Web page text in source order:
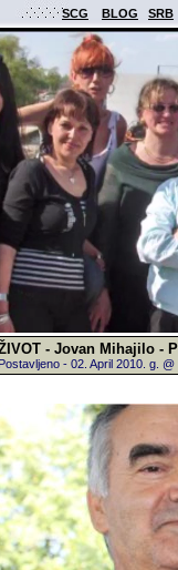
SCG BLOG SRB
- Jovan Mihajilo -
Postavljeno - 02. April 2010. g.